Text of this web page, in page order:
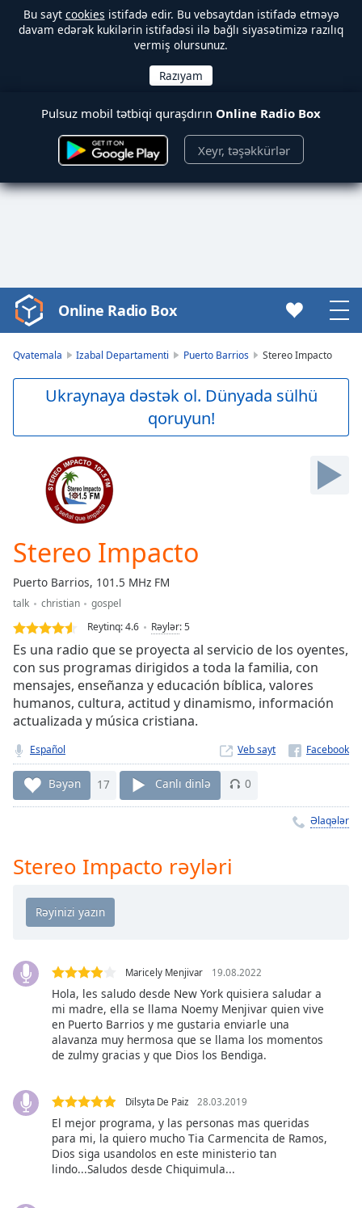
Bu sayt cookies istifadə edir. Bu vebsaytdan istifadə etməyə
davam edərək kukilərin istifadəsi ilə bağlı siyasətimizə razılıq
vermiş olursunuz.
Pulsuz mobil tətbiqi quraşdırın Online Radio Box
Xeyr, təşəkkürlər
Video
Player
Skip
Loaded:
0.00%
Stream
Type
live,
currently
behind
liveLIVE
Remaining
Time-
1x
Chapters
Descriptions
off
,
selected
subtitles
subtitles
settings
dialog
subtitles
Online Radio Box
Qvatemala Izabal Departamenti Puerto Barrios Stereo Impacto
Ukraynaya dəstək ol. Dünyada sülhü
qoruyun!
Stereo Impacto
Puerto Barrios, 101.5 MHz FM
talk christian
gospel
Reytinq:4.6 Rəylər:5
Es una radio que se proyecta al servicio de los oyentes,
con sus programas dirigidos a toda la familia, con
mensajes, enseñanza y educación bíblica, valores
humanos, cultura, actitud y dinamismo, información
actualizada y música cristiana.
Español Veb sayt
Bəyən 17 Canlı dinlə 0
Əlaqələr
Stereo Impacto rəyləri
Maricely Menjivar 19.08.2022
Hola, les saludo desde New York quisiera saludar a
mi madre, ella se llama Noemy Menjivar quien vive
en Puerto Barrios y me gustaria enviarle una
alavanza muy hermosa que se llama los momentos
de zulmy gracias y que Dios los Bendiga.
Dïlsyta De Paiz 28.03.2019
El mejor programa, y las personas mas queridas
para mi, la quiero mucho Tia Carmencita de Ramos,
Dios siga usandolos en este ministerio tan
lindo...Saludos desde Chiquimula...